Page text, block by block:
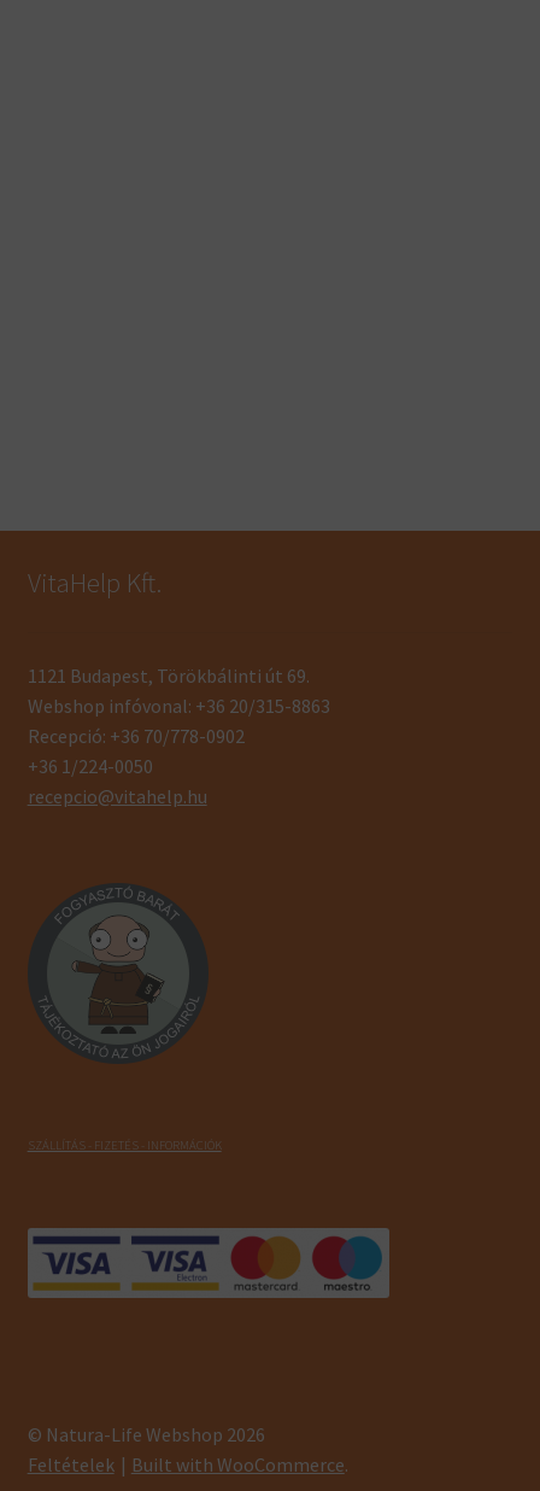
VitaHelp Kft.
1121 Budapest, Törökbálinti út 69.
Webshop infóvonal: +36 20/315-8863
Recepció: +36 70/778-0902
+36 1/224-0050
recepcio@vitahelp.hu
SZÁLLÍTÁS - FIZETÉS - INFORMÁCIÓK
© Natura-Life Webshop 2026
Feltételek
Built with WooCommerce.